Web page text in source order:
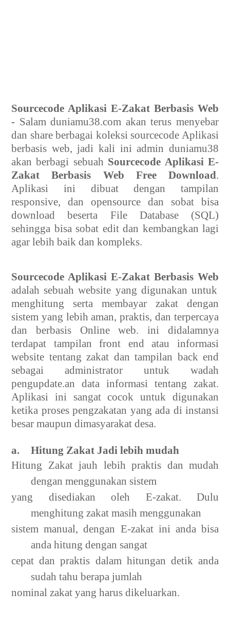
Sourcecode Aplikasi E-Zakat Berbasis Web
- Salam duniamu38.com akan terus menyebar
dan share berbagai koleksi sourcecode Aplikasi
berbasis web, jadi kali ini admin duniamu38
akan berbagi sebuah Sourcecode Aplikasi E-
Zakat Berbasis Web Free Download.
Aplikasi ini dibuat dengan tampilan
responsive, dan opensource dan sobat bisa
download beserta File Database (SQL)
sehingga bisa sobat edit dan kembangkan lagi
agar lebih baik dan kompleks.
Sourcecode Aplikasi E-Zakat Berbasis Web
adalah sebuah website yang digunakan untuk
menghitung serta membayar zakat dengan
sistem yang lebih aman, praktis, dan terpercaya
dan berbasis Online web.
ini didalamnya
terdapat tampilan front end atau informasi
website tentang zakat dan tampilan back end
sebagai administrator untuk wadah
pengupdate.an data informasi tentang zakat.
Aplikasi ini sangat cocok untuk digunakan
ketika proses pengzakatan yang ada di instansi
besar maupun dimasyarakat desa.
a.
Hitung Zakat Jadi lebih mudah
Hitung Zakat jauh lebih praktis dan mudah
dengan menggunakan sistem
yang disediakan oleh E-zakat. Dulu
menghitung zakat masih menggunakan
sistem manual, dengan E-zakat ini anda bisa
anda hitung dengan sangat
cepat dan praktis dalam hitungan detik anda
sudah tahu berapa jumlah
nominal zakat yang harus dikeluarkan.